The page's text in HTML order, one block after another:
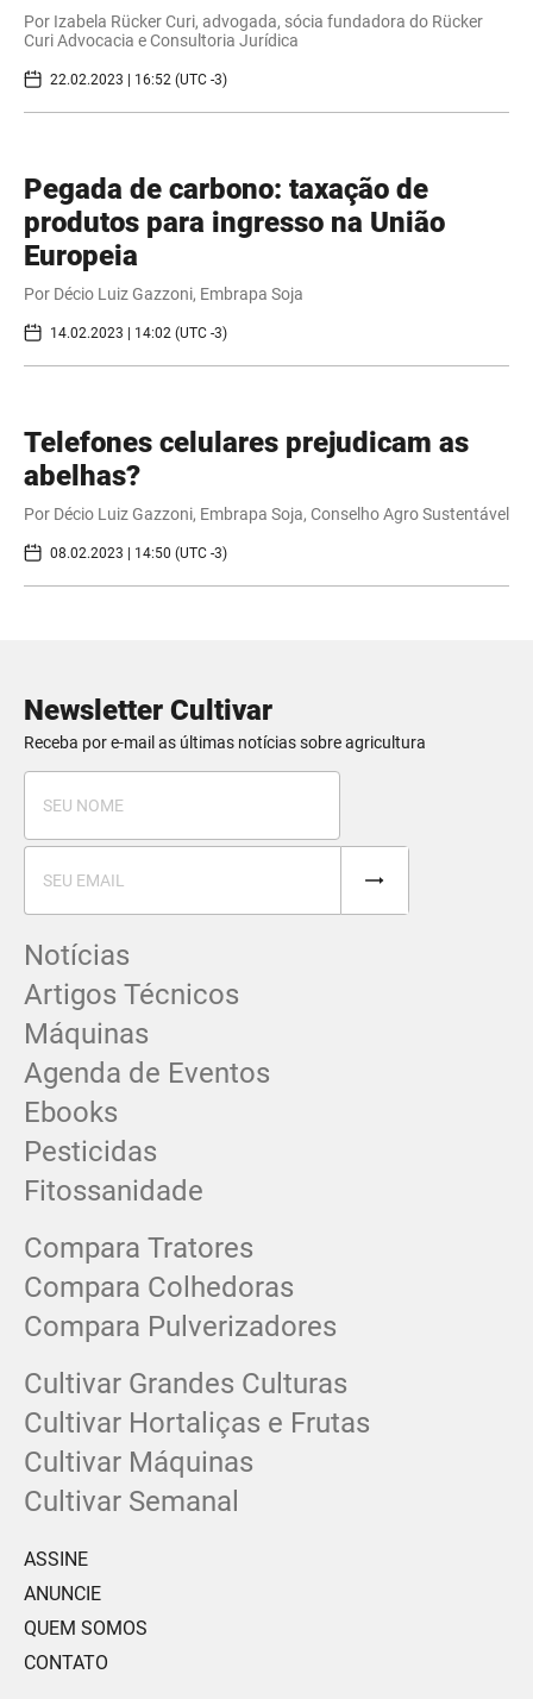
Por Izabela Rücker Curi, advogada, sócia fundadora do Rücker
Curi Advocacia e Consultoria Jurídica
22.02.2023 | 16:52 (UTC -3)
Pegada de carbono: taxação de
produtos para ingresso na União
Europeia
Por Décio Luiz Gazzoni, Embrapa Soja
14.02.2023 | 14:02 (UTC -3)
Telefones celulares prejudicam as
abelhas?
Por Décio Luiz Gazzoni, Embrapa Soja, Conselho Agro Sustentável
08.02.2023 | 14:50 (UTC -3)
Newsletter Cultivar
Receba por e-mail as últimas notícias sobre agricultura
Notícias
Artigos Técnicos
Máquinas
Agenda de Eventos
Ebooks
Pesticidas
Fitossanidade
Compara Tratores
Compara Colhedoras
Compara Pulverizadores
Cultivar Grandes Culturas
Cultivar Hortaliças e Frutas
Cultivar Máquinas
Cultivar Semanal
ASSINE
ANUNCIE
QUEM SOMOS
CONTATO